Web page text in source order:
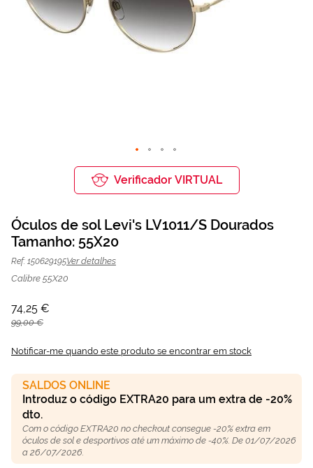
Óculos de sol Levi's LV1011/S
Dourados | Mais Optica
Galeria
de
imagens
Verificador VIRTUAL
Óculos de sol Levi's LV1011/S Dourados
Tamanho: 55X20
Ref: 150629195Ver detalhes
Calibre 55X20
74,25 €
99,00 €
Notificar-me quando este produto se encontrar em stock
SALDOS ONLINE
Introduz o código EXTRA20 para um extra de -20%
dto.
Com o código EXTRA20 no checkout consegue -20% extra em
óculos de sol e desportivos até um máximo de -40%. De 01/07/2026
a 26/07/2026.